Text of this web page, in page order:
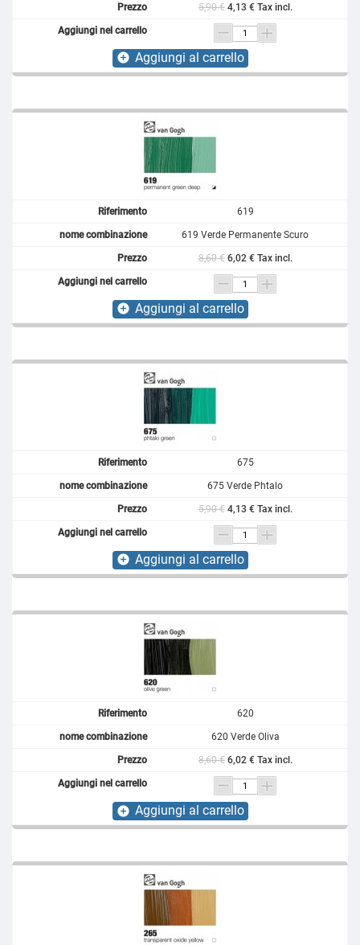
5,90 € 4,13 € Tax incl.
add_circle Aggiungi al carrello
619
619 Verde Permanente Scuro
8,60 € 6,02 € Tax incl.
add_circle Aggiungi al carrello
675
675 Verde Phtalo
5,90 € 4,13 € Tax incl.
add_circle Aggiungi al carrello
620
620 Verde Oliva
8,60 € 6,02 € Tax incl.
add_circle Aggiungi al carrello